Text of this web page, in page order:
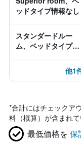
ッドタイプ情報なし
スタンダードルー
ム、ベッドタイプ情
他1
*合計にはチェックア
料（概算）が含まれて
最低価格を 保